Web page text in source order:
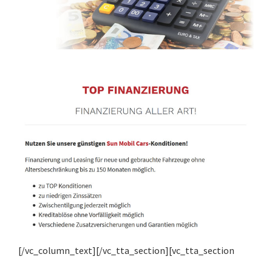
[/vc_column_text][/vc_tta_section][vc_tta_section